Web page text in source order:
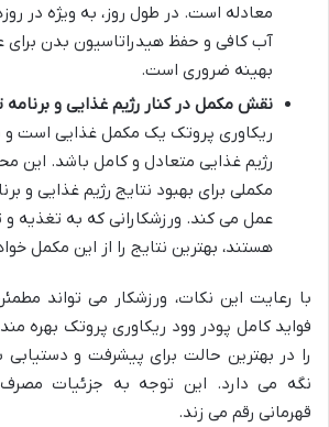
معادله است. در طول روز، به ویژه در
آب کافی و حفظ هیدراتاسیون بدن برای
بهینه ضروری است.
نقش مکمل در کنار رژیم غذایی و برنامه
ریکاوری پروتک یک مکمل غذایی است و
رژیم غذایی متعادل و کامل باشد. این
مکملی برای بهبود نتایج رژیم غذایی و
عمل می کند. ورزشکارانی که به تغذیه و
هستند، بهترین نتایج را از این مکمل
با رعایت این نکات، ورزشکار می تواند
فواید کامل پودر وود ریکاوری پروتک بهره
را در بهترین حالت برای پیشرفت و
نگه می دارد. این توجه به جزئیات
قهرمانی رقم می زند.